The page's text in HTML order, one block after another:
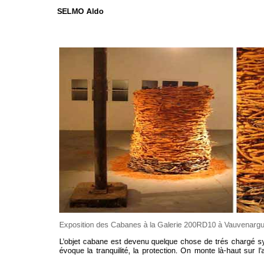
SELMO Aldo
Exposition des Cabanes à la Galerie 200RD10 à
L’objet cabane est devenu quelque chose de trés chargé
évoque la tranquilité, la protection. On monte là-haut sur